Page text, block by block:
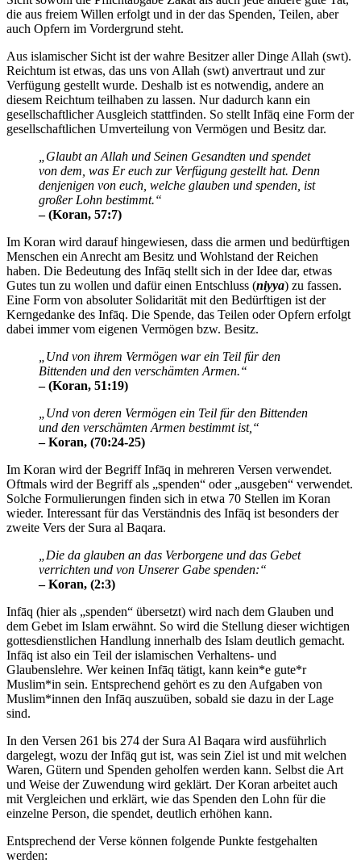
die aus freiem Willen erfolgt und in der das Spenden, Teilen, aber
auch Opfern im Vordergrund steht.
Aus islamischer Sicht ist der wahre Besitzer aller Dinge Allah (swt).
Reichtum ist etwas, das uns von Allah (swt) anvertraut und zur
Verfügung gestellt wurde. Deshalb ist es notwendig, andere an
diesem Reichtum teilhaben zu lassen. Nur dadurch kann ein
gesellschaftlicher Ausgleich stattfinden. So stellt Infāq eine Form der
gesellschaftlichen Umverteilung von Vermögen und Besitz dar.
„Glaubt an Allah und Seinen Gesandten und spendet
von dem, was Er euch zur Verfügung gestellt hat. Denn
denjenigen von euch, welche glauben und spenden, ist
großer Lohn bestimmt.“
– (Koran, 57:7)
Im Koran wird darauf hingewiesen, dass die armen und bedürftigen
Menschen ein Anrecht am Besitz und Wohlstand der Reichen
haben. Die Bedeutung des Infāq stellt sich in der Idee dar, etwas
Gutes tun zu wollen und dafür einen Entschluss (niyya) zu fassen.
Eine Form von absoluter Solidarität mit den Bedürftigen ist der
Kerngedanke des Infāq. Die Spende, das Teilen oder Opfern erfolgt
dabei immer vom eigenen Vermögen bzw. Besitz.
„Und von ihrem Vermögen war ein Teil für den
Bittenden und den verschämten Armen.“
– (Koran, 51:19)
„Und von deren Vermögen ein Teil für den Bittenden
und den verschämten Armen bestimmt ist,“
– Koran, (70:24-25)
Im Koran wird der Begriff Infāq in mehreren Versen verwendet.
Oftmals wird der Begriff als „spenden“ oder „ausgeben“ verwendet.
Solche Formulierungen finden sich in etwa 70 Stellen im Koran
wieder. Interessant für das Verständnis des Infāq ist besonders der
zweite Vers der Sura al Baqara.
„Die da glauben an das Verborgene und das Gebet
verrichten und von Unserer Gabe spenden:“
– Koran, (2:3)
Infāq (hier als „spenden“ übersetzt) wird nach dem Glauben und
dem Gebet im Islam erwähnt. So wird die Stellung dieser wichtigen
gottesdienstlichen Handlung innerhalb des Islam deutlich gemacht.
Infāq ist also ein Teil der islamischen Verhaltens- und
Glaubenslehre. Wer keinen Infāq tätigt, kann kein*e gute*r
Muslim*in sein. Entsprechend gehört es zu den Aufgaben von
Muslim*innen den Infāq auszuüben, sobald sie dazu in der Lage
sind.
In den Versen 261 bis 274 der Sura Al Baqara wird ausführlich
dargelegt, wozu der Infāq gut ist, was sein Ziel ist und mit welchen
Waren, Gütern und Spenden geholfen werden kann. Selbst die Art
und Weise der Zuwendung wird geklärt. Der Koran arbeitet auch
mit Vergleichen und erklärt, wie das Spenden den Lohn für die
einzelne Person, die spendet, deutlich erhöhen kann.
Entsprechend der Verse können folgende Punkte festgehalten
werden: